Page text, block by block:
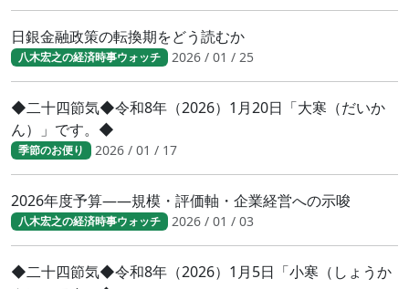
日銀金融政策の転換期をどう読むか
八木宏之の経済時事ウォッチ 2026 / 01 / 25
◆二十四節気◆令和8年（2026）1月20日「大寒（だいか
ん）」です。◆
季節のお便り 2026 / 01 / 17
2026年度予算――規模・評価軸・企業経営への示唆
八木宏之の経済時事ウォッチ 2026 / 01 / 03
◆二十四節気◆令和8年（2026）1月5日「小寒（しょうか